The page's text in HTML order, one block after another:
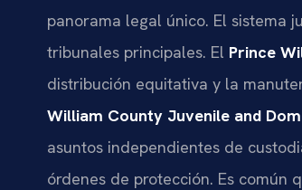
panorama legal único. El sistema
tribunales principales. El Prince
distribución equitativa y la
William County Juvenile and
asuntos independientes de
órdenes de protección. Es común